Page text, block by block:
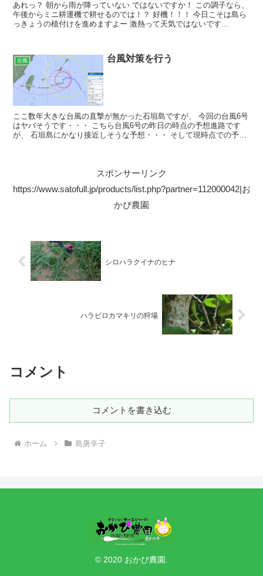
あれっ？ 朝から雨が降っていない ではないですか！ この調子なら、
午後からミニ耕運機で耕せるのでは！？ 好機！！！ 今日こそは島ら
っきょうの植付けを進めますよー 激熱って天気ではないです
台風 台風対策を行う
ここ数年大きな台風の直撃が無かった石垣島ですが、 今回の台風6号
はヤバそうです・・・ こちら台風6号の昨日の時点の予想進路です
が、 石垣島にかなり接近しそうな予想・・・ そして現時点での予想
スポンサーリンク
https://www.satofull.jp/products/list.php?partner=112000042|お
かぴ農園
シロハラクイナのヒナ
ハラビロカマキリの狩場
コメント
コメントを書き込む
ホーム 島唐辛子
© 2020 おかぴ農園.